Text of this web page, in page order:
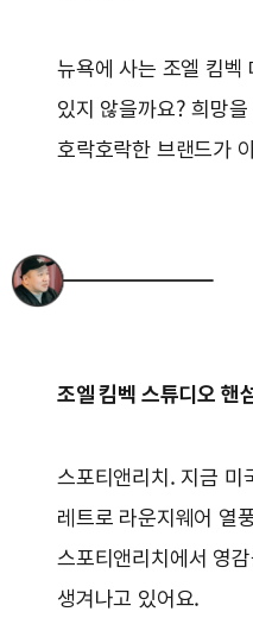
뉴욕에 사는 조엘 킴벡
있지 않을까요? 희망
호락호락한 브랜드가
조엘 킴벡 스튜디오 핸
스포티앤리치. 지금 미
레트로 라운지웨어 열
스포티앤리치에서 영
생겨나고 있어요.